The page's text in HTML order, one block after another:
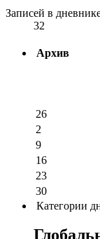
Записей в
32
Архив
26
2
9
16
23
30
Категории